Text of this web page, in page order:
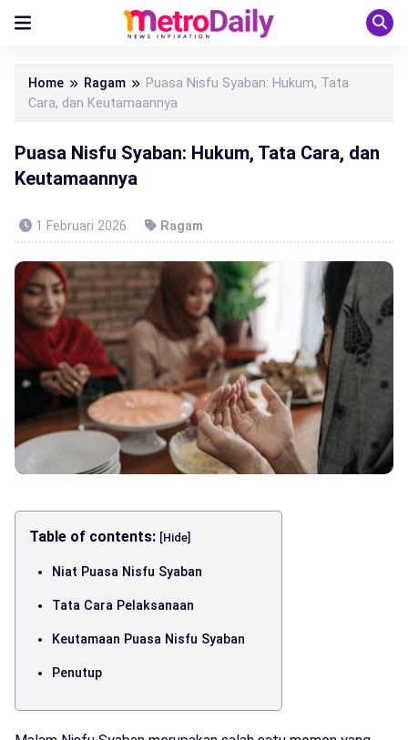
Home Ragam
Puasa Nisfu Syaban: Hukum, Tata
Cara, dan Keutamaannya
Puasa Nisfu Syaban: Hukum, Tata Cara, dan
Keutamaannya
1 Februari 2026 Ragam
Table of contents: [Hide]
Niat Puasa Nisfu Syaban
Tata Cara Pelaksanaan
Keutamaan Puasa Nisfu Syaban
Penutup